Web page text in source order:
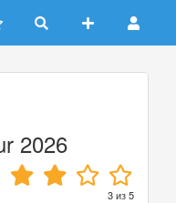
2026
3из5